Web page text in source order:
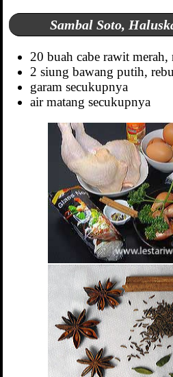
Sambal Soto,
20 buah cabe rawit merah,
2 siung bawang putih,
garam secukupnya
air matang secukupnya